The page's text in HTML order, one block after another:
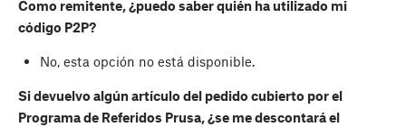
Como remitente, ¿puedo saber quién ha utilizado mi
código P2P?
No, esta opción no está disponible.
Si devuelvo algún artículo del pedido cubierto por el
Programa de Referidos Prusa, ¿se me descontará el